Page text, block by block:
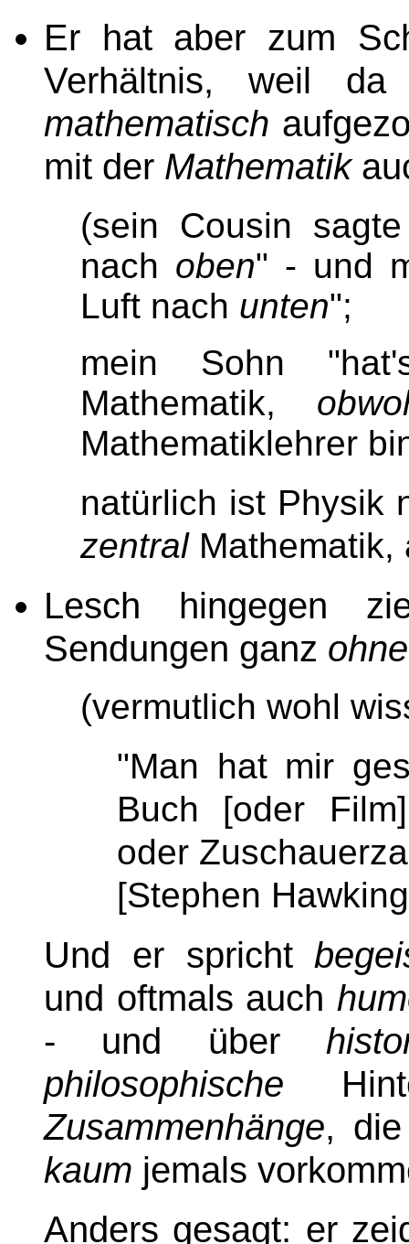
Er hat aber zum
Verhältnis, weil
mathematisch
mit der Mathematik
(sein Cousin
nach oben" - und
Luft nach unten";
mein Sohn
Mathematik,
Mathematiklehrer
natürlich ist Physik
zentralMathematik,
Lesch hingegen
Sendungen ganz ohne
(vermutlich wohl
"Man hat mir
Buch [oder
oder
[Stephen
Und er spricht
und oftmals auch
- und über
philosophische
Zusammenhänge,
kaum jemals
Anders gesagt: er